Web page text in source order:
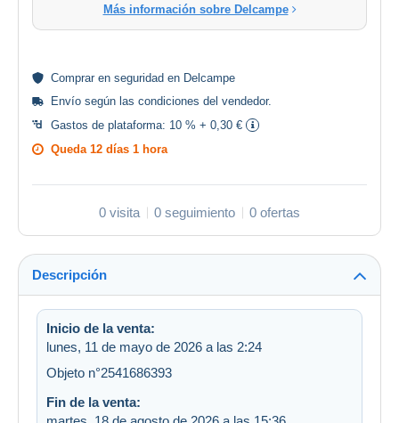
Más información sobre Delcampe
Comprar en seguridad en Delcampe
Envío según las condiciones del vendedor.
Gastos de plataforma: 10 % + 0,30 €
Queda 12 días 1 hora
0 visita 0 seguimiento 0 ofertas
Descripción
Inicio de la venta:
lunes, 11 de mayo de 2026 a las 2:24
Objeto n°2541686393
Fin de la venta: